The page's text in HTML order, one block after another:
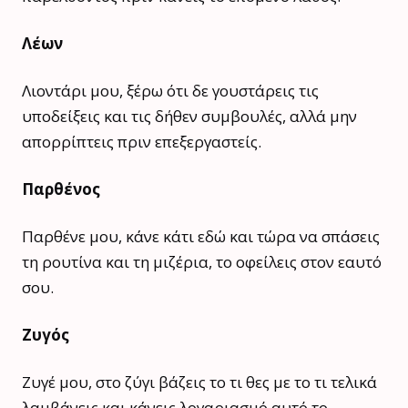
Λέων
Λιοντάρι μου, ξέρω ότι δε γουστάρεις τις
υποδείξεις και τις δήθεν συμβουλές, αλλά μην
απορρίπτεις πριν επεξεργαστείς.
Παρθένος
Παρθένε μου, κάνε κάτι εδώ και τώρα να σπάσεις
τη ρουτίνα και τη μιζέρια, το οφείλεις στον εαυτό
σου.
Ζυγός
Ζυγέ μου, στο ζύγι βάζεις το τι θες με το τι τελικά